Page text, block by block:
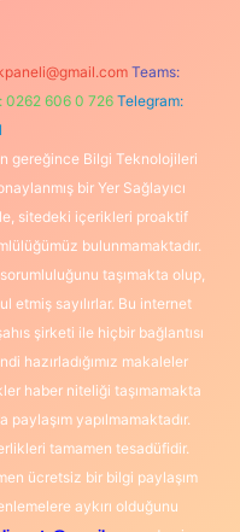
Teams:
0262 606 0 726 Telegram:
gereğince Bilgi Teknolojileri
bir Yer Sağlayıcı
sitedeki içerikleri proaktif
bulunmamaktadır.
taşımakta olup,
etmiş sayılırlar. Bu internet
şirketi ile hiçbir bağlantısı
hazırladığımız makaleler
haber niteliği taşımamakta
yapılmamaktadır.
tamamen tesadüfidir.
ücretsiz bir bilgi paylaşım
aykırı olduğunu